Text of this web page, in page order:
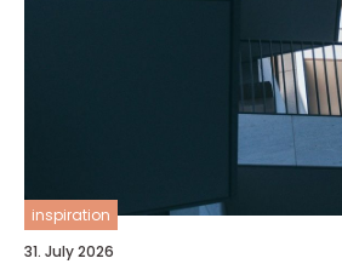
inspiration
31. July 2026